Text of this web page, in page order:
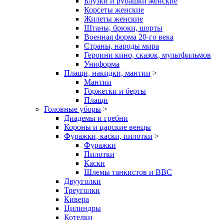
Корсеты женские
Жилеты женские
Штаны, брюки, шорты
Военная форма 20-го века
Страны, народы мира
Героини кино, сказок, мультфильмов
Униформа
Плащи, накидки, мантии >
Мантии
Горжетки и берты
Плащи
Головные уборы >
Диадемы и гребни
Короны и царские венцы
Фуражки, каски, пилотки >
Фуражки
Пилотки
Каски
Шлемы танкистов и ВВС
Двууголки
Треуголки
Кивера
Цилиндры
Котелки